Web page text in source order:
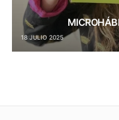
18 JULIO 2025